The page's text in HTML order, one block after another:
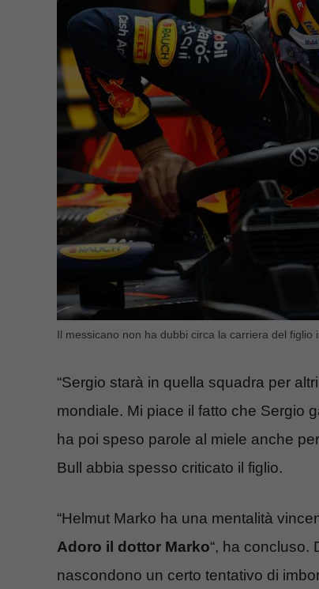
Il messicano non ha dubbi circa la carriera del
“Sergio starà in quella squadra per
mondiale. Mi piace il fatto che Sergio
ha poi speso parole al miele anche
Bull abbia spesso criticato il figlio.
“Helmut Marko ha una mentalità
Adoro il dottor Marko“, ha concluso.
nascondono un certo tentativo di